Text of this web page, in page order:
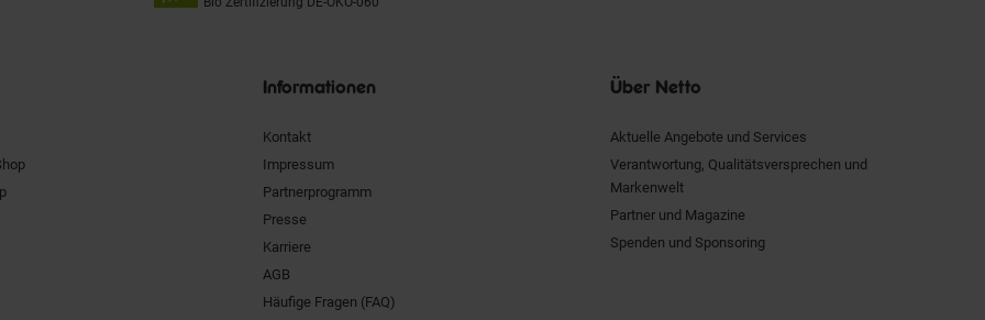
Informationen
Kontakt
Impressum
Partnerprogramm
Presse
Karriere
AGB
Häufige Fragen (FAQ)
Über Netto
Aktuelle Angebote und Services
Verantwortung, Qualitätsversprechen und
Markenwelt
Partner und Magazine
Spenden und Sponsoring